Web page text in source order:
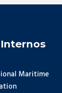
Maritime